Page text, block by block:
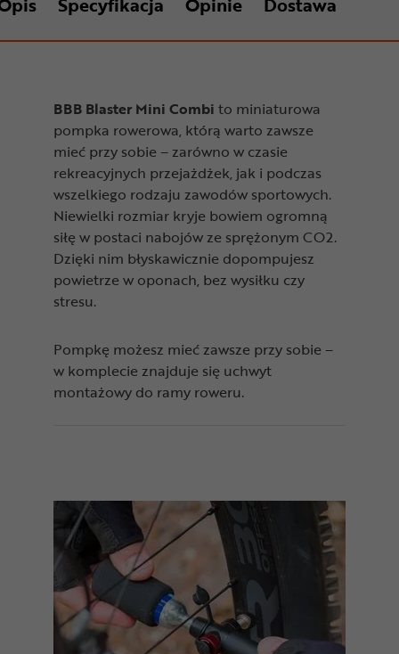
BBB Blaster Mini Combi to miniaturowa
pompka rowerowa, którą warto zawsze
mieć przy sobie – zarówno w czasie
rekreacyjnych przejażdżek, jak i podczas
wszelkiego rodzaju zawodów sportowych.
Niewielki rozmiar kryje bowiem ogromną
siłę w postaci nabojów ze sprężonym CO2.
Dzięki nim błyskawicznie dopompujesz
powietrze w oponach, bez wysiłku czy
stresu.
Pompkę możesz mieć zawsze przy sobie –
w komplecie znajduje się uchwyt
montażowy do ramy roweru.